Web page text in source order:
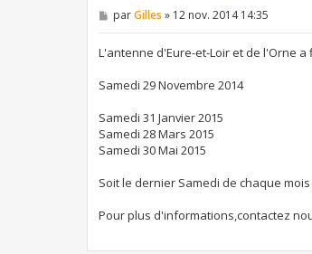
M
e
s
e
parGilles » 12 nov. 2014 14:35
L'antenne d'Eure-et-Loir et de l'Orne
Samedi 29 Novembre 2014
Samedi 31 Janvier 2015
Samedi 28 Mars 2015
Samedi 30 Mai 2015
Soit le dernier Samedi de chaque mois
Pour plus d'informations,contactez